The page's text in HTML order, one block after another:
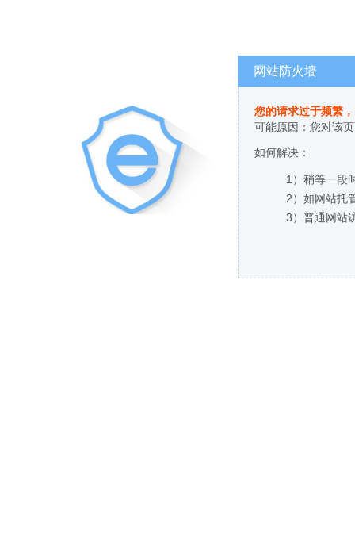
网站防火墙
您的请求过于频繁
可能原因：您对该
如何解决：
1）稍等一段
2）如网站托
3）普通网站